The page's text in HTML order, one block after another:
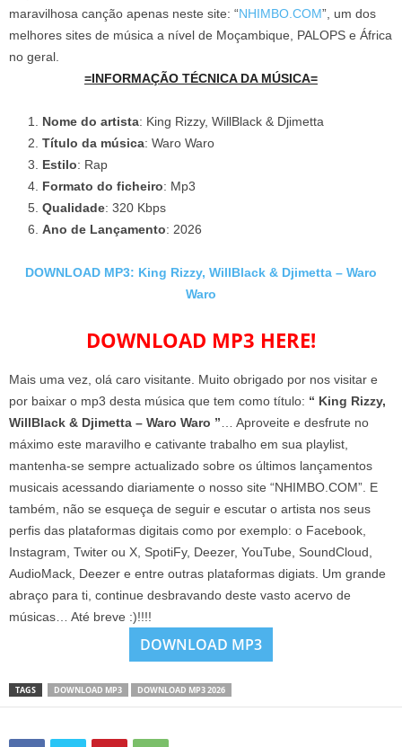
maravilhosa canção apenas neste site: “NHIMBO.COM”, um dos
melhores sites de música a nível de Moçambique, PALOPS e África
no geral.
=INFORMAÇÃO TÉCNICA DA MÚSICA=
Nome do artista: King Rizzy, WillBlack & Djimetta
Título da música: Waro Waro
Estilo: Rap
Formato do ficheiro: Mp3
Qualidade: 320 Kbps
Ano de Lançamento: 2026
DOWNLOAD MP3: King Rizzy, WillBlack & Djimetta – Waro
Waro
DOWNLOAD MP3 HERE!
Mais uma vez, olá caro visitante. Muito obrigado por nos visitar e
por baixar o mp3 desta música que tem como título: “ King Rizzy,
WillBlack & Djimetta – Waro Waro ” … Aproveite e desfrute no
máximo este maravilho e cativante trabalho em sua playlist,
mantenha-se sempre actualizado sobre os últimos lançamentos
musicais acessando diariamente o nosso site “NHIMBO.COM”. E
também, não se esqueça de seguir e escutar o artista nos seus
perfis das plataformas digitais como por exemplo: o Facebook,
Instagram, Twiter ou X, SpotiFy, Deezer, YouTube, SoundCloud,
AudioMack, Deezer e entre outras plataformas digiats. Um grande
abraço para ti, continue desbravando deste vasto acervo de
músicas… Até breve :)!!!!
DOWNLOAD MP3
TAGS DOWNLOAD MP3 DOWNLOAD MP3 2026